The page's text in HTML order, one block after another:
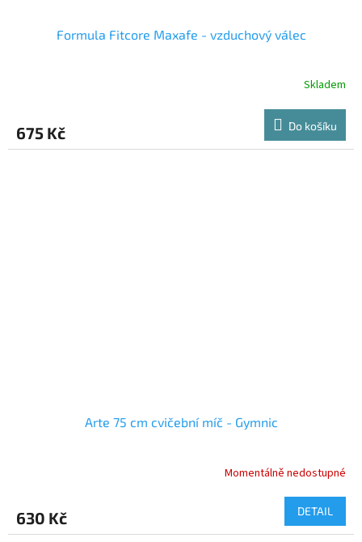
Formula Fitcore Maxafe - vzduchový válec
Skladem
675 Kč Do košíku
Arte 75 cm cvičební míč - Gymnic
Momentálně nedostupné
630 Kč DETAIL